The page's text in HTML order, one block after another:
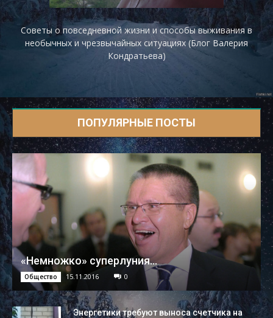
Советы о повседневной жизни и способы выживания в
необычных и чрезвычайных ситуациях (Блог Валерия
Кондратьева)
ПОПУЛЯРНЫЕ ПОСТЫ
«Немножко» суперлуния...
Общество 15.11.2016 0
Энергетики требуют выноса счетчика на